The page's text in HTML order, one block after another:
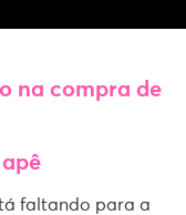
na compra de
faltando para a